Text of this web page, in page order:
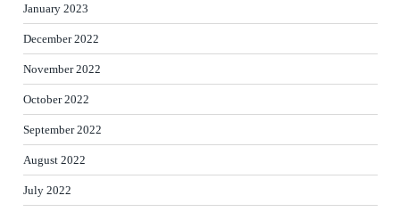
January 2023
December 2022
November 2022
October 2022
September 2022
August 2022
July 2022